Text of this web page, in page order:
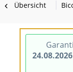
Übersicht
24.08.2026